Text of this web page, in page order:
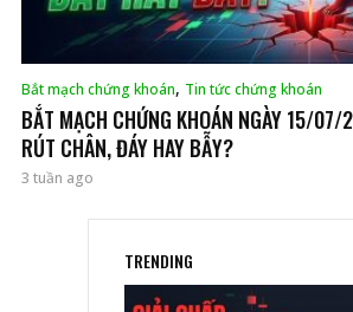
Bắt mạch chứng khoán, Tin tức chứng khoán
BẮT MẠCH CHỨNG KHOÁN NGÀY 15/
RÚT CHÂN, ĐÁY HAY BẪY?
3 tuần ago
TRENDING